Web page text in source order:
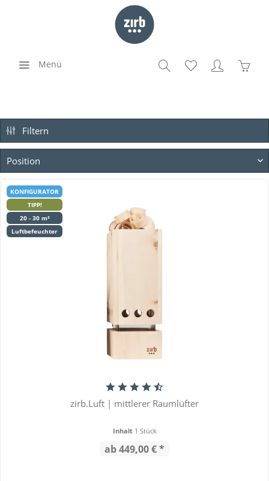
Menü
Filtern
KONFIGURATOR
TIPP!
20 - 30 m²
Luftbefeuchter
zirb.Luft | mittlerer Raumlüfter
Inhalt 1 Stück
ab 449,00 € *